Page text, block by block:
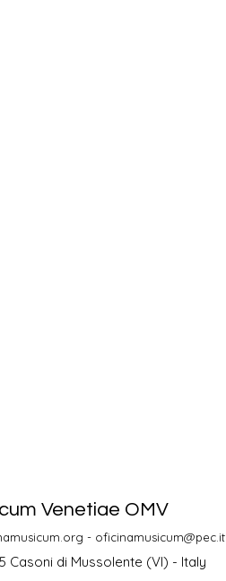
Venetiae OMV
- oficinamusicum@pec.it
Casoni di Mussolente (VI) - Italy